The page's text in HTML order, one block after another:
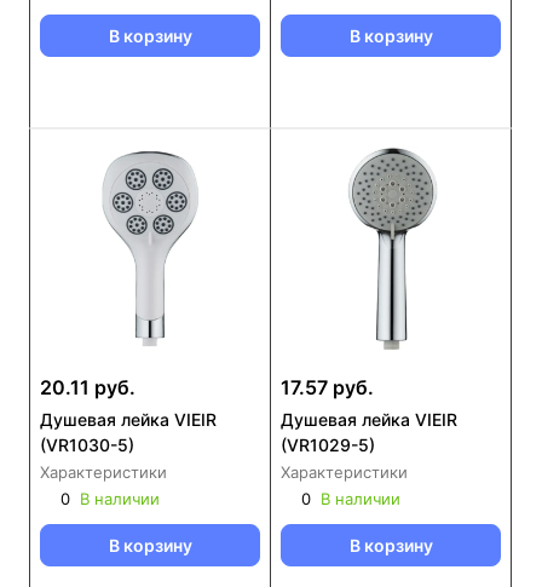
В корзину В корзину
20.11 руб.
Душевая лейка VIEIR
(VR1030-5)
Характеристики
0 В наличии
В корзину
17.57 руб.
Душевая лейка VIEIR
(VR1029-5)
Характеристики
0 В наличии
В корзину